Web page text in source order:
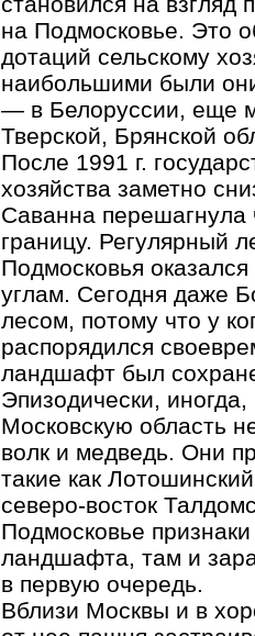
на Подмосковье. Это
дотаций сельскому
наибольшими были
— в Белоруссии, еще
Тверской, Брянской
После 1991 г.
xoзяйства заметно
Саванна перешагнула
границу. Регулярный
Подмосковья
углам. Сегодня даже
лесом, потому что у
распорядился
ландшафт был
Эпизодически,
Московскую область
волк и медведь. Они
такие как
северо-восток
Подмосковье
ландшафта, там и
в первую очередь.
Вблизи Москвы и в